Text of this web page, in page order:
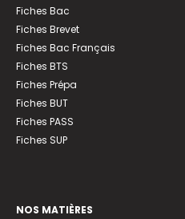
Fiches Bac
Fiches Brevet
Fiches Bac Français
Fiches BTS
Fiches Prépa
Fiches BUT
Fiches PASS
Fiches SUP
NOS MATIÈRES